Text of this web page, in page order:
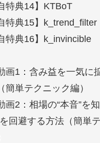
特典14】KTBoT
特典15】k_trend_filter
特典16】k_invincible
画1：含み益を一気に
簡単テクニック編）
画2：相場の“本音”を
回避する方法（簡単